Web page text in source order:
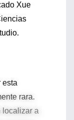
Xue
esta
rara.
localizar a